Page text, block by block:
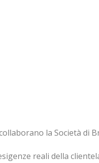
la Società di
reali della